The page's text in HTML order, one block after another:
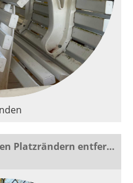
Bewuchs und Laub an den Platzrändern entfernen